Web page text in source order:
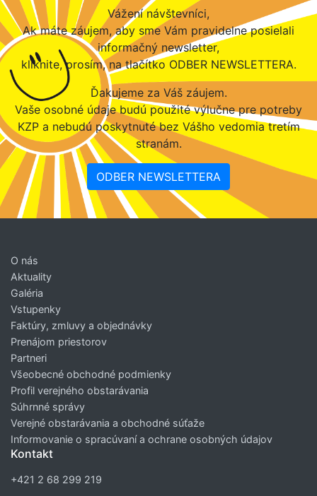
Vážení návštevníci,
Ak máte záujem, aby sme Vám pravidelne posielali
informačný newsletter,
kliknite, prosím, na tlačítko ODBER NEWSLETTERA.
Ďakujeme za Váš záujem.
Vaše osobné údaje budú použité výlučne pre potreby
KZP a nebudú poskytnuté bez Vášho vedomia tretím
stranám.
ODBER NEWSLETTERA
O nás
Aktuality
Galéria
Vstupenky
Faktúry, zmluvy a objednávky
Prenájom priestorov
Partneri
Všeobecné obchodné podmienky
Profil verejného obstarávania
Súhrnné správy
Verejné obstarávania a obchodné súťaže
Informovanie o spracúvaní a ochrane osobných údajov
Kontakt
+421 2 68 299 219